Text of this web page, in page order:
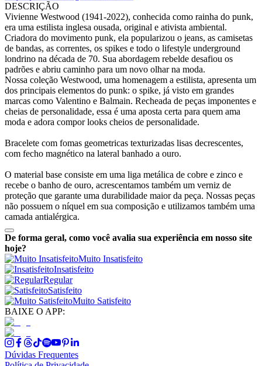
DESCRIÇÃO
Vivienne Westwood (1941-2022), conhecida como rainha do punk,
era uma estilista inglesa ousada, original e ativista ambiental.
Criadora do movimento punk, ela popularizou o jeans, as camisetas
de bandas, as correntes, os spikes e todo o lifestyle underground
londrino na década de 70. Sua abordagem rebelde desafiou os
padrões e abriu caminho para um novo olhar na moda.
Nossa coleção Westwood, uma homenagem a estilista, apresenta um
dos principais elementos do punk: o spike, já visto em grandes
marcas como Valentino e Balmain. Recheada de peças imponentes e
cheias de personalidade, essa é uma aposta certa para quem ama
moda e adora compor looks cheios de personalidade.
Bracelete com fomas geometricas texturizadas lisas decrescentes,
com fecho magnético na lateral banhado a ouro.
O material base consiste em uma liga metálica de cobre e zinco e
recebe o banho de ouro, acrescentamos também um verniz de
proteção que garante uma durabilidade maior da peça. Nossas peças
não possuem o níquel em sua composição e utilizamos também uma
camada antialérgica.
De forma geral, como você avalia sua experiência em nosso site
hoje?
Muito Insatisfeito
Insatisfeito
Regular
Satisfeito
Muito Satisfeito
BAIXE O APP:
Dúvidas Frequentes